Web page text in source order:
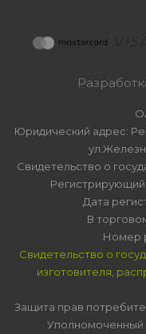
Юридический адрес:
Свидетельство о
Дата
В
Номер
Свидетельство о
изготовителя,
Защита прав
Уполномоченный